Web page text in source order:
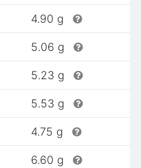
4.90 g
5.06 g
5.23 g
5.53 g
4.75 g
6.60 g